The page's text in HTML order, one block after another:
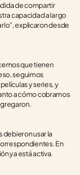
de compartir
capacidad a largo
explicaron desde
que tienen
seguimos
y series, y
a cómo cobramos
debieron usar la
En
ya está activa.